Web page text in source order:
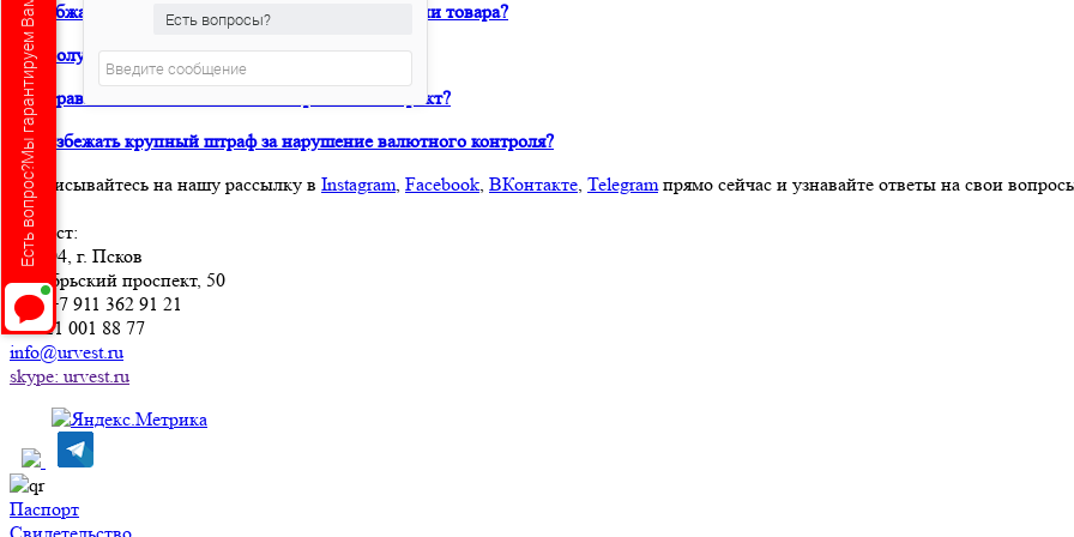
Как обжаловать решение таможни о классификации товара?
Как получить предварительное классрешение?
Как правильно составить внешнеторговый контракт?
Как избежать крупный штраф за нарушение валютного контроля?
Подписывайтесь на нашу рассылку в Instagram, Facebook, ВКонтакте, Telegramпрямо сейчас и узнавайте ответы на свои
Юрвест:
180004, г. Псков
Октябрьский проспект, 50
Тел: +7 911 362 91 21
+7 921 001 88 77
info@urvest.ru
skype: urvest.ru
Паспорт
Есть вопрос?Мы гарантируем Вам ответ!
Есть вопросы?